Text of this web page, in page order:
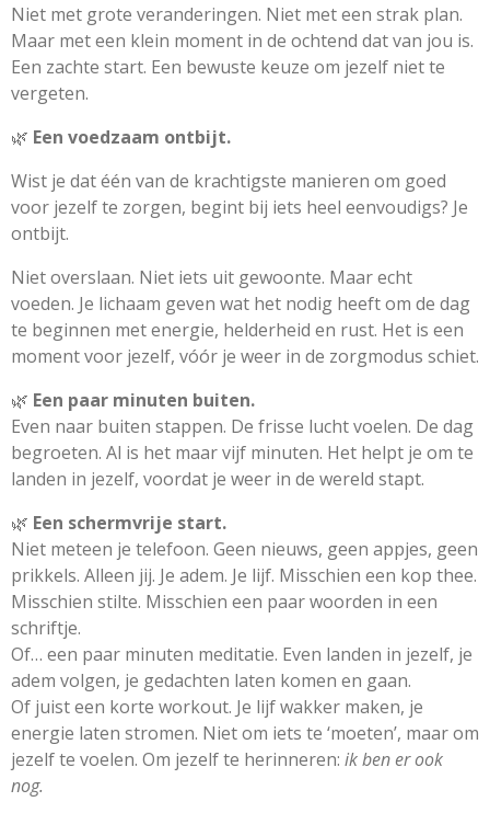
Niet met grote veranderingen. Niet met een strak plan.
Maar met een klein moment in de ochtend dat van jou is.
Een zachte start. Een bewuste keuze om jezelf niet te
vergeten.
🌿 Een voedzaam ontbijt.
Wist je dat één van de krachtigste manieren om goed
voor jezelf te zorgen, begint bij iets heel eenvoudigs? Je
ontbijt.
Niet overslaan. Niet iets uit gewoonte. Maar echt
voeden. Je lichaam geven wat het nodig heeft om de dag
te beginnen met energie, helderheid en rust. Het is een
moment voor jezelf, vóór je weer in de zorgmodus schiet.
🌿 Een paar minuten buiten.
Even naar buiten stappen. De frisse lucht voelen. De dag
begroeten. Al is het maar vijf minuten. Het helpt je om te
landen in jezelf, voordat je weer in de wereld stapt.
🌿 Een schermvrije start.
Niet meteen je telefoon. Geen nieuws, geen appjes, geen
prikkels. Alleen jij. Je adem. Je lijf. Misschien een kop thee.
Misschien stilte. Misschien een paar woorden in een
schriftje.
Of… een paar minuten meditatie. Even landen in jezelf, je
adem volgen, je gedachten laten komen en gaan.
Of juist een korte workout. Je lijf wakker maken, je
energie laten stromen. Niet om iets te ‘moeten’, maar om
jezelf te voelen. Om jezelf te herinneren: ik ben er ook
nog.